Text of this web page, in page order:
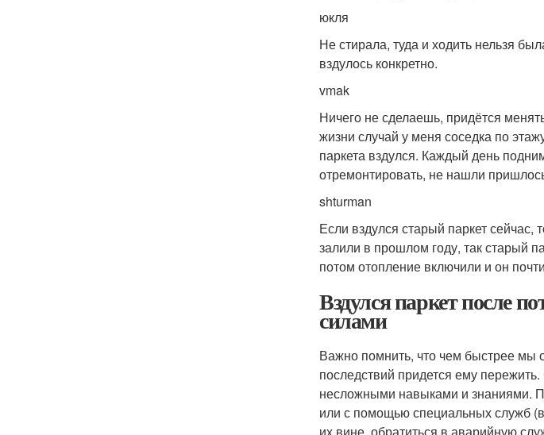
юкля
Не стирала, туда и ходить нельзя
вздулось конкретно.
vmak
Ничего не сделаешь, придётся
жизни случай у меня соседка по
паркета вздулся. Каждый день
отремонтировать, не нашли
shturman
Если вздулся старый паркет
залили в прошлом году, так старый
потом отопление включили и он
Вздулся паркет после
силами
Важно помнить, что чем быстрее
последствий придется ему
несложными навыками и знаниями.
или с помощью специальных служб